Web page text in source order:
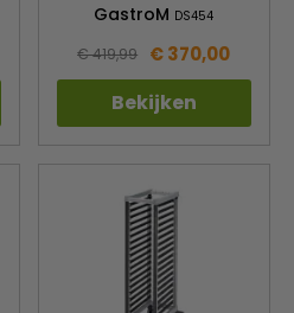
GastroM DS454
€ 419,99 € 370,00
Bekijken